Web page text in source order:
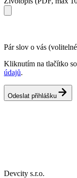
Pár slov o vás
Kliknutím na tlačítko
údajů.
Odeslat přihlášku
Devcity s.r.o.